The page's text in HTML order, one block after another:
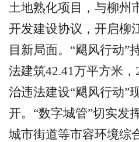
土地熟化项目，与柳州
开发建设协议，开启柳
目新局面。 “飓风行动”
法建筑42.41万平方米，
治违法建设“飓风行动”
开。 “数字城管”切实发
城市街道等市容环境综